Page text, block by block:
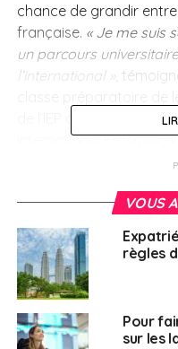
chance de grandir
française. « Je me suis
un parcours
l’international »,
de l’IEP de Strasbourg
international Erasmus
d’intégration européen.
programme V.I.E à
Sarah Fakih-Boisnault
la gestion d’un projet
CDI à l’issue de son V.I.E
VOUS
règles
Pour
sur les